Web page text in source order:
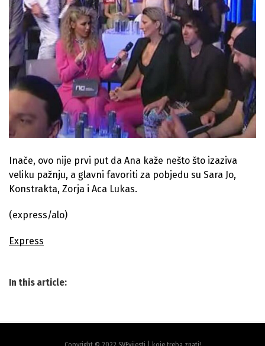
Inače, ovo nije prvi put da Ana kaže nešto što izaziva
veliku pažnju, a glavni favoriti za pobjedu su Sara Jo,
Konstrakta, Zorja i Aca Lukas.
(express/alo)
Express
In this article: